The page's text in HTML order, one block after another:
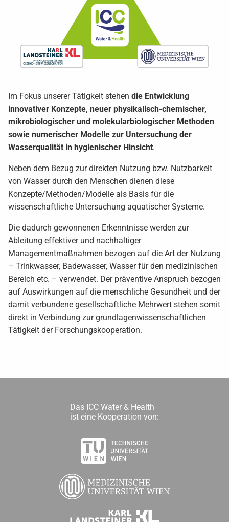
Im Fokus unserer Tätigkeit stehen die Entwicklung
innovativer Konzepte, neuer physikalisch-chemischer,
mikrobiologischer und molekularbiologischer Methoden
sowie numerischer Modelle zur Untersuchung der
Wasserqualität in hygienischer Hinsicht.
Neben dem Bezug zur direkten Nutzung bzw. Nutzbarkeit
von Wasser durch den Menschen dienen diese
Konzepte/Methoden/Modelle als Basis für die
wissenschaftliche Untersuchung aquatischer Systeme.
Die dadurch gewonnenen Erkenntnisse werden zur
Ableitung effektiver und nachhaltiger
Managementmaßnahmen bezogen auf die Art der Nutzung
– Trinkwasser, Badewasser, Wasser für den medizinischen
Bereich etc. – verwendet. Der präventive Anspruch bezogen
auf Auswirkungen auf die menschliche Gesundheit und der
damit verbundene gesellschaftliche Mehrwert stehen somit
direkt in Verbindung zur grundlagenwissenschaftlichen
Tätigkeit der Forschungskooperation.
Das ICC Water & Health
ist eine Kooperation von: